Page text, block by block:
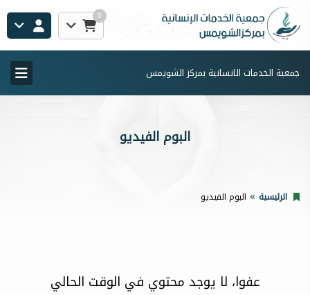
0
جمعية الخدمات الانسانية بمركز الشويمس
البوم الفيديو
الرئيسية البوم الفيديو
عفوا، لا يوجد محتوي في الوقت الحالي